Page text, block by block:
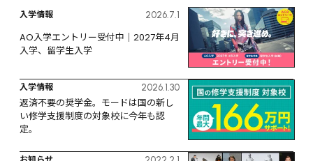
入学情報 2026.7.1
AO入学エントリー受付中｜2027年4月
入学、留学生入学
入学情報 2026.1.30
返済不要の奨学金。モードは国の新し
い修学支援制度の対象校に今年も認
定。